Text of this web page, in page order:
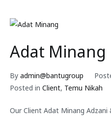
Adat Minang
By admin@bantugroup
Posted in Client, Temu Nikah
Our Client Adat Minang Adzani